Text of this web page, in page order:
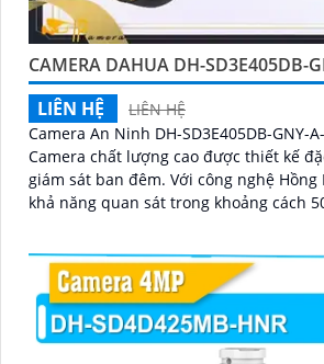
CAMERA DAHUA DH-SD3E405DB-
LIÊN HỆ
LIÊN HỆ
Camera An Ninh DH-SD3E405DB-GNY-
Camera chất lượng cao được thiết kế
giám sát ban đêm. Với công nghệ Hồng Ngoại, Camera có
khả năng quan sát trong khoảng cách